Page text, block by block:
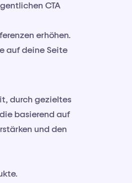
CTA
erhöhen.
auf deine Seite
durch gezieltes
basierend auf
und den